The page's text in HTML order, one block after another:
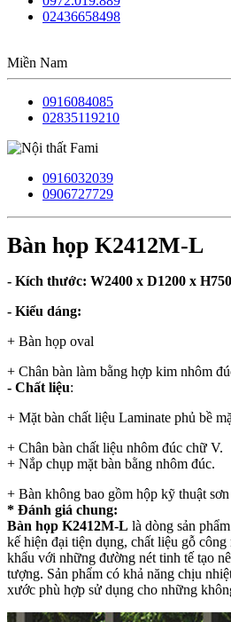
02436658498
Miền Nam
0916084085
02835119210
0916032039
0906727729
Bàn họp K2412M-L
- Kích thước: W2400 x D1200 x
- Kiểu dáng:
+ Bàn họp oval
+ Chân bàn làm bằng hợp kim nhôm
- Chất liệu:
+ Mặt bàn chất liệu Laminate phủ bề
+ Chân bàn chất liệu nhôm đúc chữ V.
+ Nắp chụp mặt bàn bằng nhôm đúc.
+ Bàn không bao gồm hộp kỹ thuật
* Đánh giá chung:
Bàn họp K2412M-L là dòng sản
kế hiện đại tiện dụng, chất liệu gỗ
khẩu với những đường nét tinh tế tạo
tượng. Sản phẩm có khả năng chịu
xước phù hợp sử dụng cho những